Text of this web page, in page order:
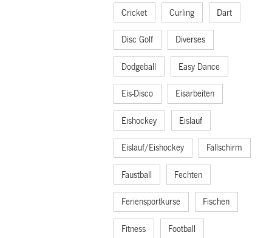
Cricket Curling Dart
Disc Golf Diverses
Dodgeball Easy Dance
Eis-Disco Eisarbeiten
Eishockey Eislauf
Eislauf/Eishockey Fallschirm
Faustball Fechten
Feriensportkurse Fischen
Fitness Football